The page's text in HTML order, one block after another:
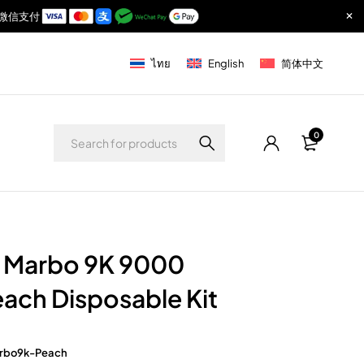
信支付
ไทย English 简体中文
0
9K 9000
Disposable Kit
Peach